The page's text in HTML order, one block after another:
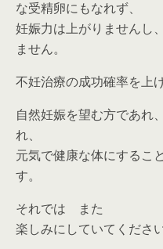
な受精卵にもなれず、
妊娠力は上がりませんし
ません。
不妊治療の成功確率を上
自然妊娠を望む方であれ
れ、
元気で健康な体にするこ
す。
それでは また
楽しみにしていてくださ